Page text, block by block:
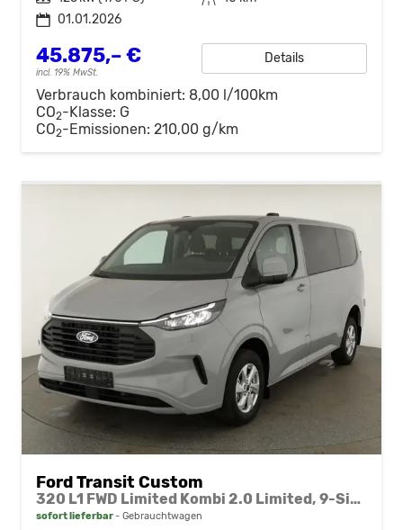
01.01.2026
45.875,– €
incl. 19% MwSt.
Details
Verbrauch kombiniert: 8,00 l/100km
CO2-Klasse: G
CO2-Emissionen: 210,00 g/km
Ford Transit Custom
320 L1 FWD Limited Kombi 2.0 Limited, 9-Sitzer, Navi, FS-beheizbar, Side, Kamera, 4 J.-Garantie
sofort lieferbar Gebrauchtwagen